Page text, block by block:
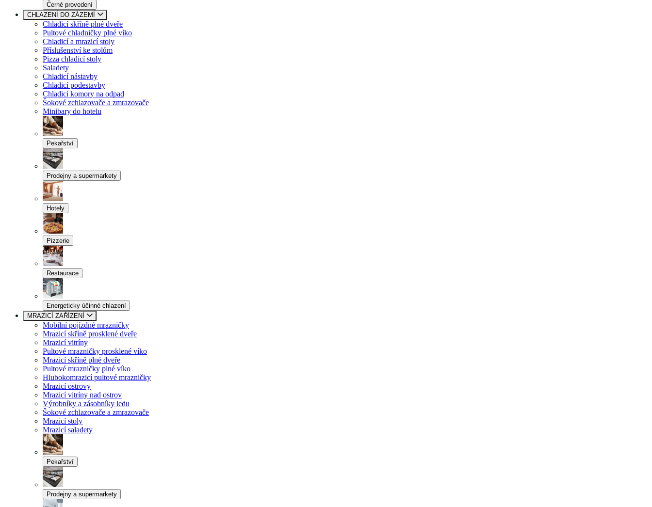
Černé provedení
CHLAZENÍ DO ZÁZEMÍ
Chladicí skříně plné dveře
Pultové chladničky plné víko
Chladicí a mrazicí stoly
Příslušenství ke stolům
Pizza chladicí stoly
Saladety
Chladicí nástavby
Chladicí podestavby
Chladicí komory na odpad
Šokové zchlazovače a zmrazovače
Minibary do hotelu
Pekařství
Prodejny a supermarkety
Hotely
Pizzerie
Restaurace
Energeticky účinné chlazení
MRAZICÍ ZAŘÍZENÍ
Mobilní pojízdné mrazničky
Mrazicí skříně prosklené dveře
Mrazicí vitríny
Pultové mrazničky prosklené víko
Mrazicí skříně plné dveře
Pultové mrazničky plné víko
Hlubokomrazicí pultové mrazničky
Mrazicí ostrovy
Mrazicí vitríny nad ostrov
Výrobníky a zásobníky ledu
Šokové zchlazovače a zmrazovače
Mrazicí stoly
Mrazicí saladety
Pekařství
Prodejny a supermarkety